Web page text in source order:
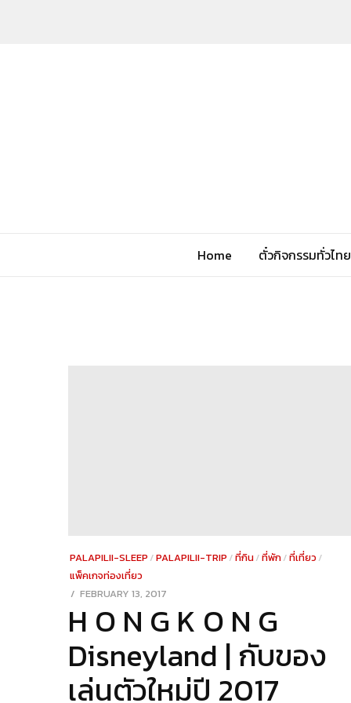
Home ตั๋วกิจกรรมทั่วไทย
PALAPILII-SLEEP /PALAPILII-TRIP /ที่กิน/ที่พัก/ที่เที่ยว /
แพ็คเกจท่องเที่ยว
POSTED
ON
FEBRUARY 13, 2017
29,
2021
H O N G K O N G
Disneyland | กับของ
เล่นตัวใหม่ปี 2017